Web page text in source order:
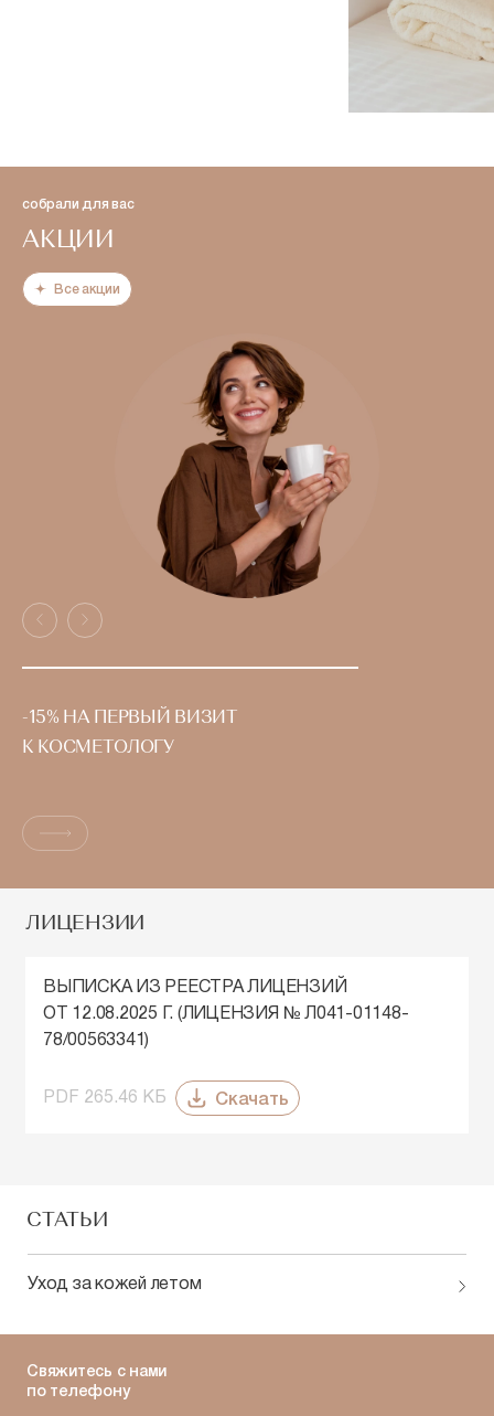
собрали для вас
АКЦИИ
Все акции
-15% НА ПЕРВЫЙ ВИЗИТ
К КОСМЕТОЛОГУ
ЛИЦЕНЗИИ
ВЫПИСКА ИЗ РЕЕСТРА ЛИЦЕНЗИЙ
ОТ 12.08.2025 Г. (ЛИЦЕНЗИЯ № Л041-01148-
78/00563341)
PDF 265.46 КБ Скачать
СТАТЬИ
Уход за кожей летом
Свяжитесь с нами
по телефону